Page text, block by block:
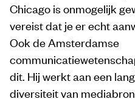
Chicago is onmogelijk
vereist dat je er echt
Ook de Amsterdamse
dit. Hij werkt aan een
diversiteit van